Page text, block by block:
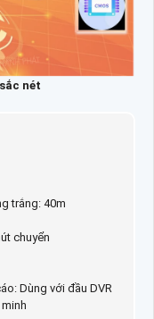
nét
trắng: 40m
chuyển
Dùng với đầu DVR